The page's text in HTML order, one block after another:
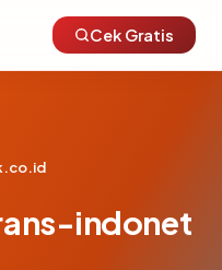
Cek Gratis
indonet